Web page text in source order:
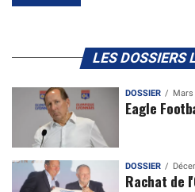
LES DOSSIERS
DOSSIER Mars
Eagle
DOSSIER
Rachat de